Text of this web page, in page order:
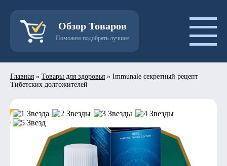
Обзор Товаров
Поможем подобрать лучшее
Главная » Товары для здоровья » Immunale секретный рецепт
Тибетских долгожителей
- 50%